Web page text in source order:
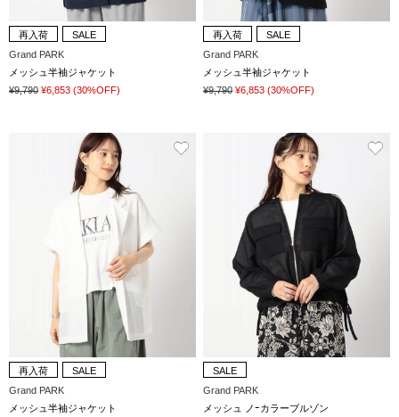
再入荷
SALE
Grand PARK
メッシュ半袖ジャケット
¥9,790 ¥6,853 (30%OFF)
再入荷
SALE
Grand PARK
メッシュ半袖ジャケット
¥9,790 ¥6,853 (30%OFF)
再入荷
SALE
Grand PARK
メッシュ半袖ジャケット
SALE
Grand PARK
メッシュ ノｰカラーブルゾン